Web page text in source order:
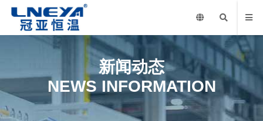
新闻动态
NEWS INFORMATION